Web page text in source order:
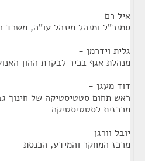
איל רם -
סמנכ"ל ומנהל מינהל עו"ה, משרד
גלית וידרמן -
מנהלת אגף בכיר לבקרת ההון
דוד מעגן -
ראש תחום סטטיסטיקה של חינוך
מרכזית לסטטיסטיקה
יובל וורגן -
מרכז המחקר והמידע, הכנסת